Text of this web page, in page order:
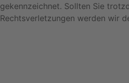
gekennzeichnet. Sollten Sie
Rechtsverletzungen werden wir